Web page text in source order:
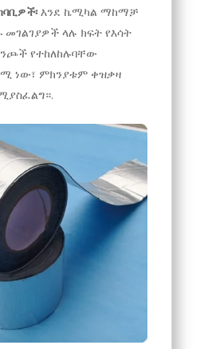
እንደ ኬሚካል ማከማቻ
ላሉ ክፍት የእሳት
የተከለከሉባቸው
ነው፣ ምክንያቱም ቀዝቃዛ